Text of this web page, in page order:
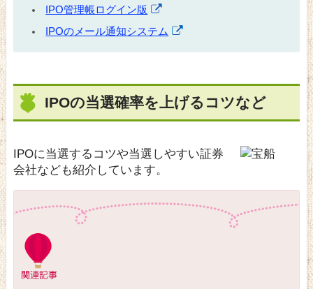
IPO管理帳ログイン版
IPOのメール通知システム
IPOの当選確率を上げるコツなど
IPOに当選するコツや当選しやすい証券
会社なども紹介しています。